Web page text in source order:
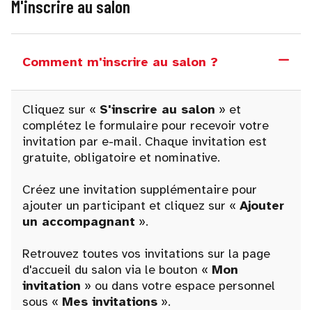
M'inscrire au salon
Comment m'inscrire au salon ?
Cliquez sur « S'inscrire au salon » et
complétez le formulaire pour recevoir votre
invitation par e-mail. Chaque invitation est
gratuite, obligatoire et nominative.
Créez une invitation supplémentaire pour
ajouter un participant et cliquez sur « Ajouter
un accompagnant ».
Retrouvez toutes vos invitations sur la page
d'accueil du salon via le bouton « Mon
invitation » ou dans votre espace personnel
sous « Mes invitations ».